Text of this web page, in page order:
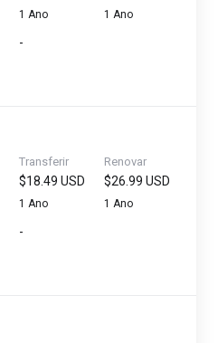
1 Ano 1 Ano
-
Transferir
$18.49 USD
1 Ano
Renovar
$26.99 USD
1 Ano
-